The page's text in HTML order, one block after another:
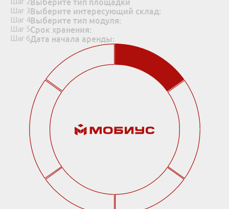
Шаг 2Выберите тип площадки
Шаг 3Выберите интересующий склад:
Шаг 4Выберите тип модуля:
Шаг 5Срок хранения:
Шаг 6Дата начала аренды: